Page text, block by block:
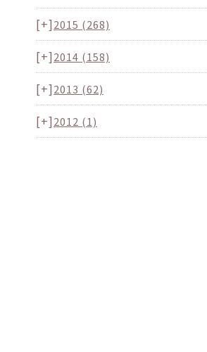
[+]2015 (268)
[+]2014 (158)
[+]2013 (62)
[+]2012 (1)